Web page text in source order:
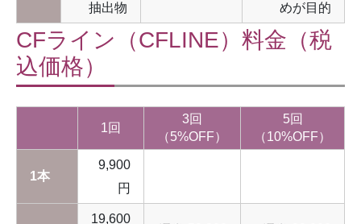
抽出物
めが目的
CFライン（CFLINE）料金（税
込価格）
1回
3回
（5%OFF）
5回
（10%OFF）
1本
9,900
円
19,600